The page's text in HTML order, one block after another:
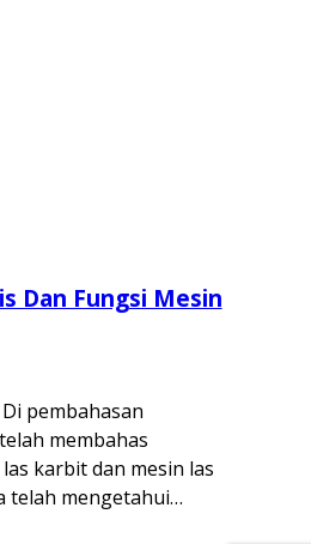
Dan Fungsi Mesin
pembahasan
membahas
karbit dan mesin las
telah mengetahui…